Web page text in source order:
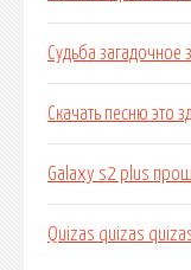
Судьба загадочное
Скачать песню это
Galaxy s2 plus
Quizas quizas quizas